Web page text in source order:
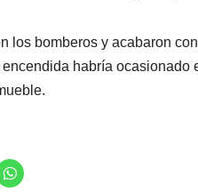
los bomberos y acabaron
habría